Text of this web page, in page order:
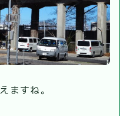
ますね。